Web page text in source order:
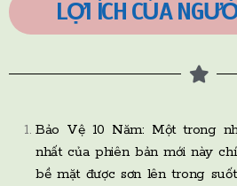
LỢI ÍCH CỦA
Bảo Vệ 10 Năm: Một trong
nhất của phiên bản mới này
bề mặt được sơn lên trong